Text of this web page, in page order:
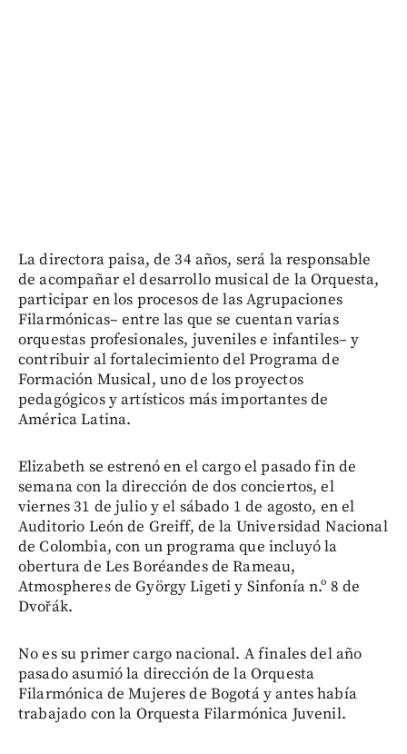
La directora paisa, de 34 años, será la responsable
de acompañar el desarrollo musical de la Orquesta,
participar en los procesos de las Agrupaciones
Filarmónicas– entre las que se cuentan varias
orquestas profesionales, juveniles e infantiles– y
contribuir al fortalecimiento del Programa de
Formación Musical, uno de los proyectos
pedagógicos y artísticos más importantes de
América Latina.
Elizabeth se estrenó en el cargo el pasado fin de
semana con la dirección de dos conciertos, el
viernes 31 de julio y el sábado 1 de agosto, en el
Auditorio León de Greiff, de la Universidad Nacional
de Colombia, con un programa que incluyó la
obertura de Les Boréandes de Rameau,
Atmospheres de György Ligeti y Sinfonía n.º 8 de
Dvořák.
No es su primer cargo nacional. A finales del año
pasado asumió la dirección de la Orquesta
Filarmónica de Mujeres de Bogotá y antes había
trabajado con la Orquesta Filarmónica Juvenil.